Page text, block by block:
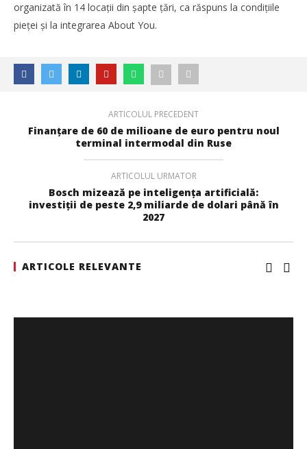
dezvoltarea transportului de marfă în regiunea Mării
Negre
organizată în 14 locații din șapte țări, ca răspuns la condițiile
pieței și la integrarea About You.
ARTICOLUL PRECEDENT
Finanţare de 60 de milioane de euro pentru noul
terminal intermodal din Ruse
ARTICOLUL URMATOR
Bosch mizează pe inteligența artificială:
investiții de peste 2,9 miliarde de dolari până în
2027
ARTICOLE RELEVANTE